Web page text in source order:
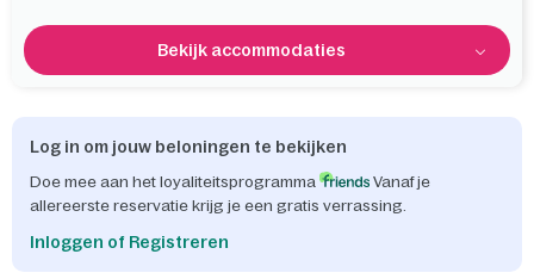
Bekijk accommodaties
Log in om jouw beloningen te bekijken
Doe mee aan het loyaliteitsprogramma
Vanaf je
allereerste reservatie krijg je een gratis verrassing.
Inloggen of Registreren